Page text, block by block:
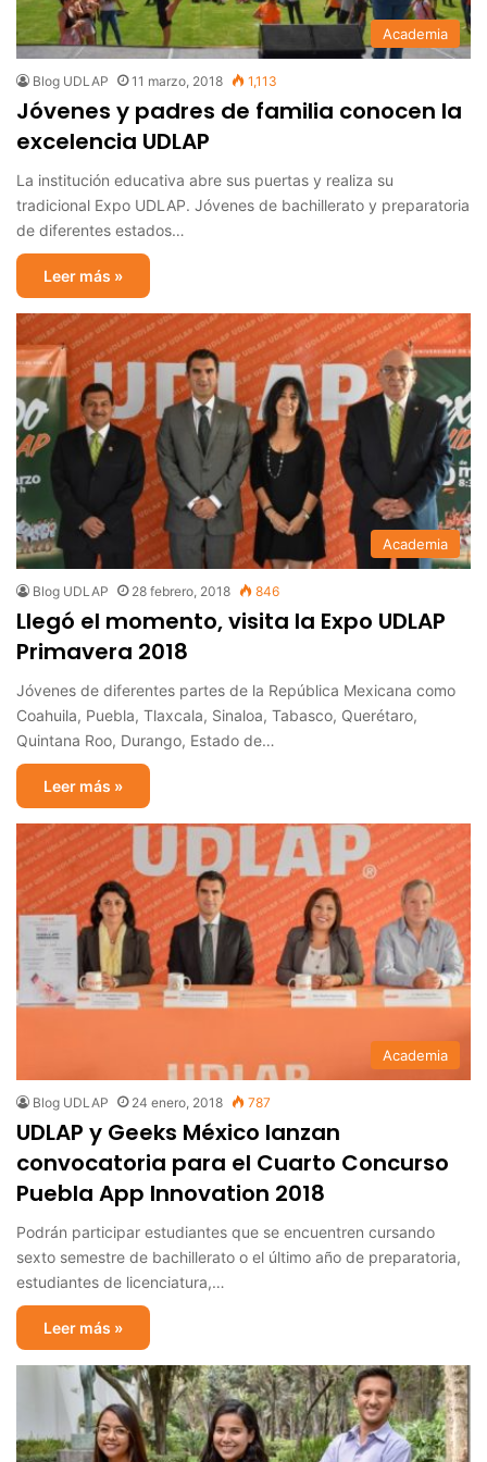
Academia
Blog UDLAP 11 marzo, 2018 1,113
Jóvenes y padres de familia conocen la
excelencia UDLAP
La institución educativa abre sus puertas y realiza su
tradicional Expo UDLAP. Jóvenes de bachillerato y preparatoria
de diferentes estados…
Leer más »
Academia
Blog UDLAP 28 febrero, 2018 846
Llegó el momento, visita la Expo UDLAP
Primavera 2018
Jóvenes de diferentes partes de la República Mexicana como
Coahuila, Puebla, Tlaxcala, Sinaloa, Tabasco, Querétaro,
Quintana Roo, Durango, Estado de…
Leer más »
Academia
Blog UDLAP 24 enero, 2018 787
UDLAP y Geeks México lanzan
convocatoria para el Cuarto Concurso
Puebla App Innovation 2018
Podrán participar estudiantes que se encuentren cursando
sexto semestre de bachillerato o el último año de preparatoria,
estudiantes de licenciatura,…
Leer más »